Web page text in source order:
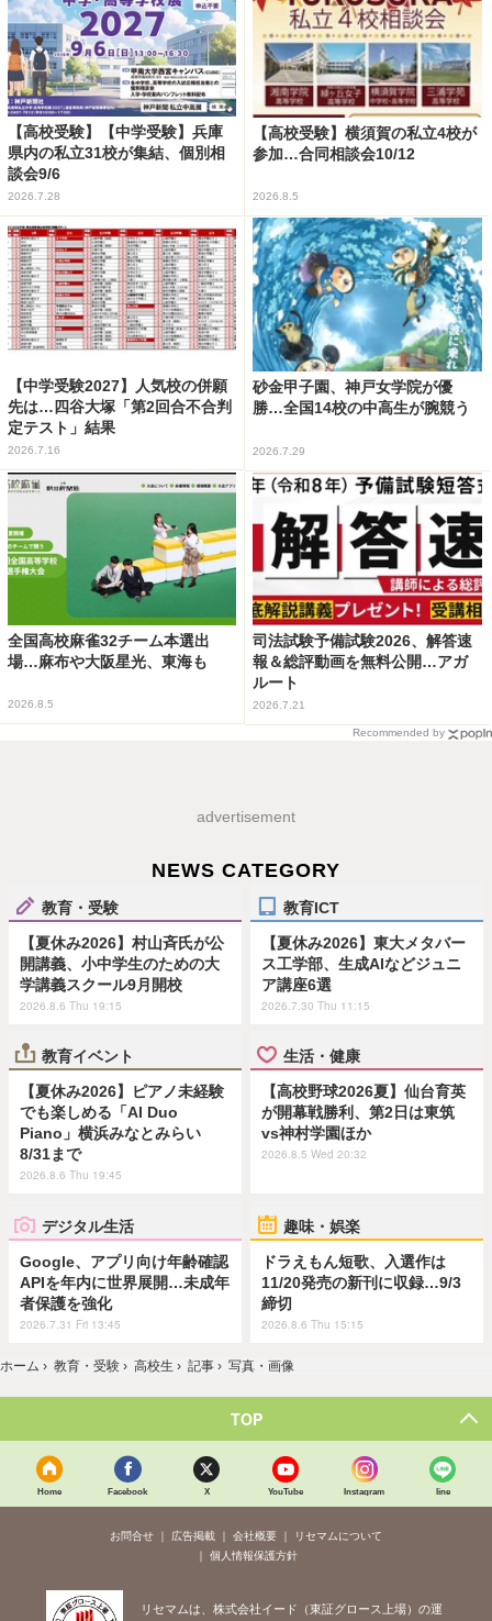
【高校受験】【中学受験】兵庫
県内の私立31校が集結、個別相
談会9/6
2026.7.28
【高校受験】横須賀の私立4校が
参加…合同相談会10/12
2026.8.5
【中学受験2027】人気校の併願
先は…四谷大塚「第2回合不合判
定テスト」結果
2026.7.16
砂金甲子園、神戸女学院が優
勝…全国14校の中高生が腕競う
2026.7.29
全国高校麻雀32チーム本選出
場…麻布や大阪星光、東海も
2026.8.5
司法試験予備試験2026、解答速
報＆総評動画を無料公開…アガ
ルート
2026.7.21
Recommended by
advertisement
NEWS CATEGORY
教育・受験
【夏休み2026】村山斉氏が公
開講義、小中学生のための大
学講義スクール9月開校
2026.8.6 Thu 19:15
教育ICT
【夏休み2026】東大メタバー
ス工学部、生成AIなどジュニ
ア講座6選
2026.7.30 Thu 11:15
教育イベント
【夏休み2026】ピアノ未経験
でも楽しめる「AI Duo
Piano」横浜みなとみらい
8/31まで
2026.8.6 Thu 19:45
生活・健康
【高校野球2026夏】仙台育英
が開幕戦勝利、第2日は東筑
vs神村学園ほか
2026.8.5 Wed 20:32
デジタル生活
Google、アプリ向け年齢確認
APIを年内に世界展開…未成年
者保護を強化
2026.7.31 Fri 13:45
趣味・娯楽
ドラえもん短歌、入選作は
11/20発売の新刊に収録…9/3
締切
2026.8.6 Thu 15:15
ホーム › 教育・受験 › 高校生 › 記事 › 写真・画像
TOP
Home Facebook X YouTube Instagram line
お問合せ 広告掲載 会社概要
リセマムについて
個人情報保護方針
リセマムは、株式会社イード（東証グロース上場）の運